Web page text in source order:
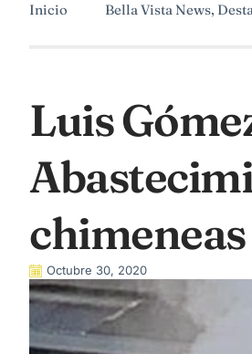
Inicio Bella Vista News,
Luis
Octubre 30, 2020